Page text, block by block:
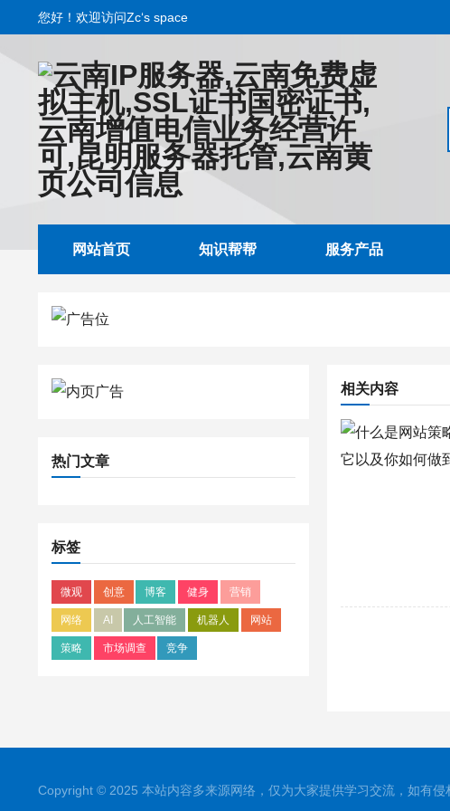
您好！欢迎访问Zc‘s space
网站首页 知识帮帮 服务产品
热门文章
标签
微观 创意 博客 健身 营销
网络 AI 人工智能 机器人 网站
策略 市场调查 竞争
相关内容
Copyright © 2025 本站内容多来源网络，仅为大家提供学习交流，如有